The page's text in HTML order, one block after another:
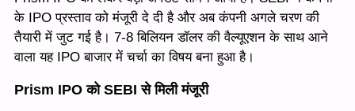
के IPO प्रस्ताव को मंजूरी दे दी है और अब कंपनी अगले चरण की
तैयारी में जुट गई है। 7-8 बिलियन डॉलर की वैल्यूएशन के साथ आने
वाला यह IPO बाजार में चर्चा का विषय बना हुआ है।
Prism IPO को SEBI से मिली मंजूरी